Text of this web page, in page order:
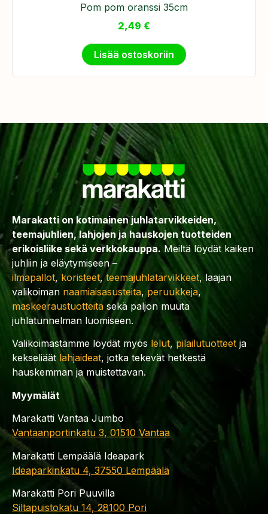
Pom pom oranssi 35cm
2,49 €
Lisää ostoskoriin
Marakatti on kotimainen juhlatarvikkeiden,
teemajuhlien, lahjojen ja hauskojen tuotteiden
erikoisliike sekä verkkokauppa. Meiltä löydät kaiken
juhliin ja eläytymiseen –
ilmapallot, koristeet,teemajuhlatarvikkeet, laajan
valikoiman naamiaisasusteita, peruukkeja,
maskeeraustuotteita sekä paljon muuta
juhlatunnelman luomiseen.
Valikoimastamme löydät myös lelut,pilailutuotteet ja
kekseliäät lahjaideat, jotka tekevät hetkestä
hauskemman ja muistettavan.
Myymälät
Marakatti Vantaa Jumbo
Vantaanportinkatu 3, 01510 Vantaa
Marakatti Lempäälä Ideapark
Ideaparkinkatu 4, 37550 Lempäälä
Marakatti Pori Puuvilla
Siltapuistokatu 14, 28100 Pori